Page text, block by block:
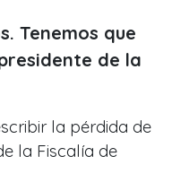
Tenemos que
de la
la pérdida de
la Fiscalía de